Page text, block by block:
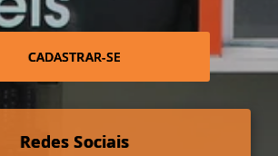
CADASTRAR-SE
Redes Sociais